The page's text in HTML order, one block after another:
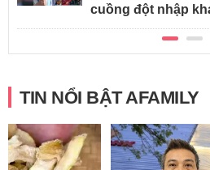
cuồng đột nhập
TIN NỔI BẬT AFAMILY